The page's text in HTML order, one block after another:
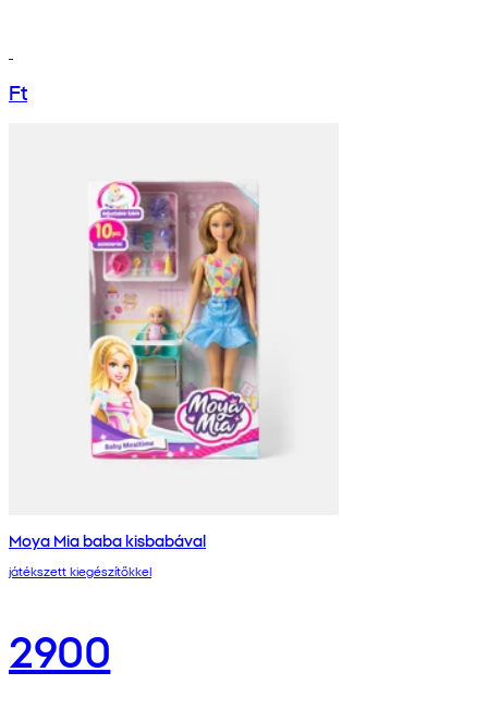
Ft
Moya Mia baba kisbabával
játékszett kiegészítőkkel
2900